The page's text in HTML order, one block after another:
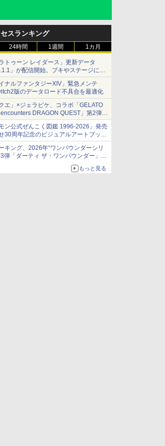
スランキング
24時間 1週間 1カ月
トゥーン レイダース」更新データ
」が配信開始。ブキやステージに関
合を修正
イナルファンタジーXIV」緊急メンテ
版のデータロード不具合を最適化
クエ」×ジェラピケ、コラボ「GELATO
encounters DRAGON QUEST」第2弾が
カップに入ったスライムやわたぼう、ベ
ンなどがオリジナルアートで登場
モン公式ぜんこく図鑑 1996-2026」発売
30周年記念のビジュアルアートブック
発売が決定
キング、2026年“ワンパウンダーシリ
3弾「ダーティ ザ・ワンパウンダー」を
ガーリックマヨソース」を使用した超大
もっと見る